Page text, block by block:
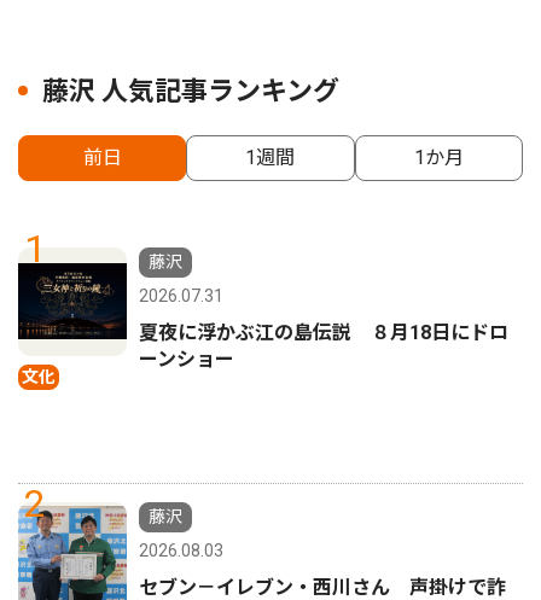
藤沢 人気記事ランキング
前日 1週間 1か月
1
文化
藤沢
2026.07.31
夏夜に浮かぶ江の島伝説 ８月18日にドロ
ーンショー
2
藤沢
2026.08.03
セブン－イレブン・西川さん 声掛けで詐